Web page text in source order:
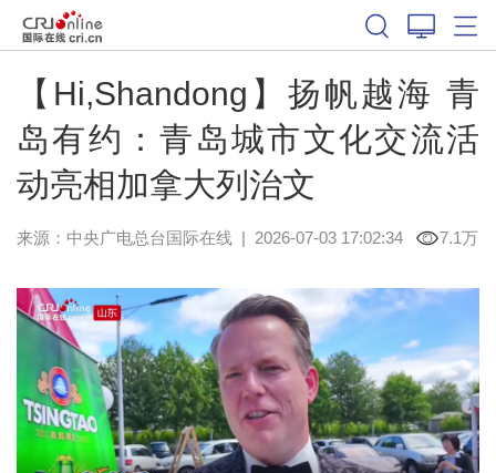
【Hi,Shandong】扬帆越海 青
岛有约：青岛城市文化交流活
动亮相加拿大列治文
来源：中央广电总台国际在线| 2026-07-03 17:02:34 7.1万